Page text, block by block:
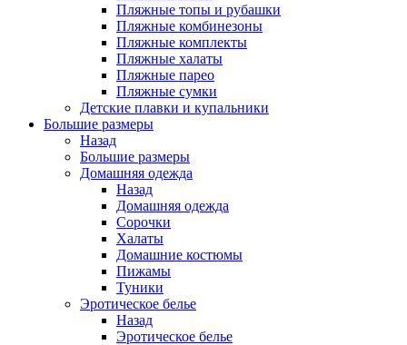
Пляжные топы и рубашки
Пляжные комбинезоны
Пляжные комплекты
Пляжные халаты
Пляжные парео
Пляжные сумки
Детские плавки и купальники
Большие размеры
Назад
Большие размеры
Домашняя одежда
Назад
Домашняя одежда
Сорочки
Халаты
Домашние костюмы
Пижамы
Туники
Эротическое белье
Назад
Эротическое белье